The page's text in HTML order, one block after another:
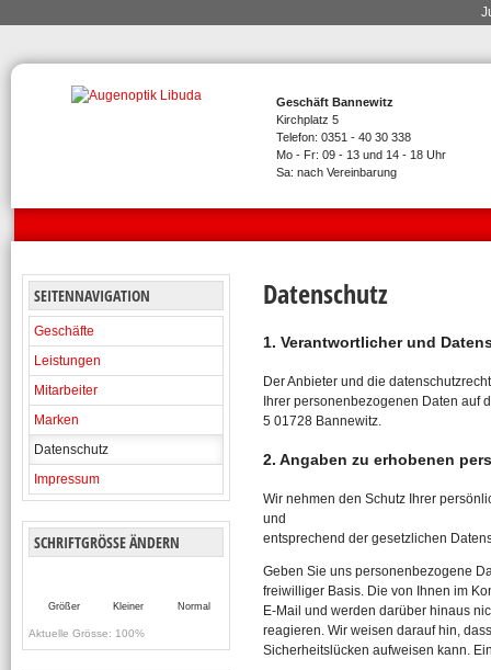
Geschäft Bannewitz
Kirchplatz 5
Telefon: 0351 - 40 30 338
Mo - Fr: 09 - 13 und 14 - 18 Uhr
Sa: nach Vereinbarung
Datenschutz
1. Verantwortlicher und
Der Anbieter und die
Ihrer personenbezogenen Daten auf
5 01728 Bannewitz.
2. Angaben zu erhobenen
Wir nehmen den Schutz Ihrer
und
entsprechend der gesetzlichen
Geben Sie uns personenbezogene
freiwilliger Basis. Die von Ihnen im
E-Mail und werden darüber hinaus
reagieren. Wir weisen darauf hin,
Sicherheitslücken aufweisen kann.
SEITENNAVIGATION
Geschäfte
Leistungen
Mitarbeiter
Marken
Datenschutz
Impressum
SCHRIFTGRÖSSE ÄNDERN
Größer Kleiner Normal
Aktuelle Grösse: 100%